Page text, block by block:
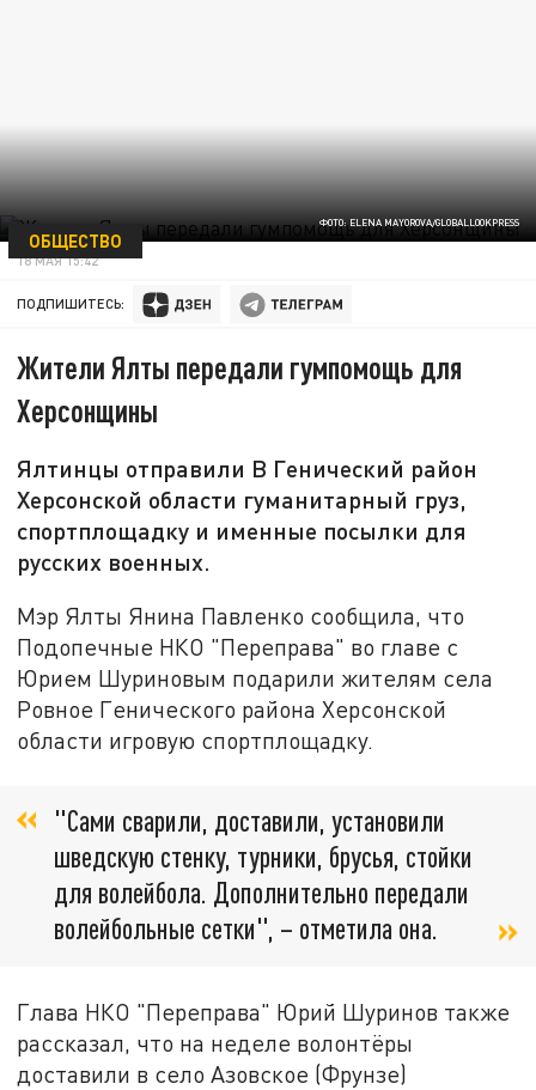
ФОТО: ELENA MAYOROVA/GLOBALLOOKPRESS
ОБЩЕСТВО
18 МАЯ 15:42
ПОДПИШИТЕСЬ:
Жители Ялты передали гумпомощь для
Херсонщины
Ялтинцы отправили В Генический район
Херсонской области гуманитарный груз,
спортплощадку и именные посылки для
русских военных.
Мэр Ялты Янина Павленко сообщила, что
Подопечные НКО "Переправа" во главе с
Юрием Шуриновым подарили жителям села
Ровное Генического района Херсонской
области игровую спортплощадку.
"Сами сварили, доставили, установили
шведскую стенку, турники, брусья, стойки
для волейбола. Дополнительно передали
волейбольные сетки", – отметила она.
Глава НКО "Переправа" Юрий Шуринов также
рассказал, что на неделе волонтёры
доставили в село Азовское (Фрунзе)